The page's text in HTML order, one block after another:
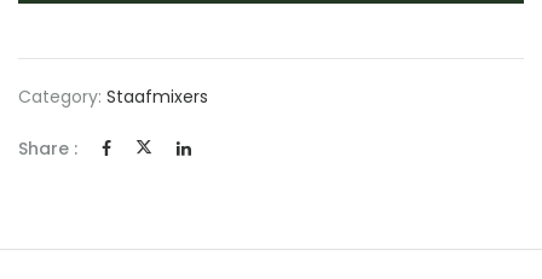
Category: Staafmixers
Share :